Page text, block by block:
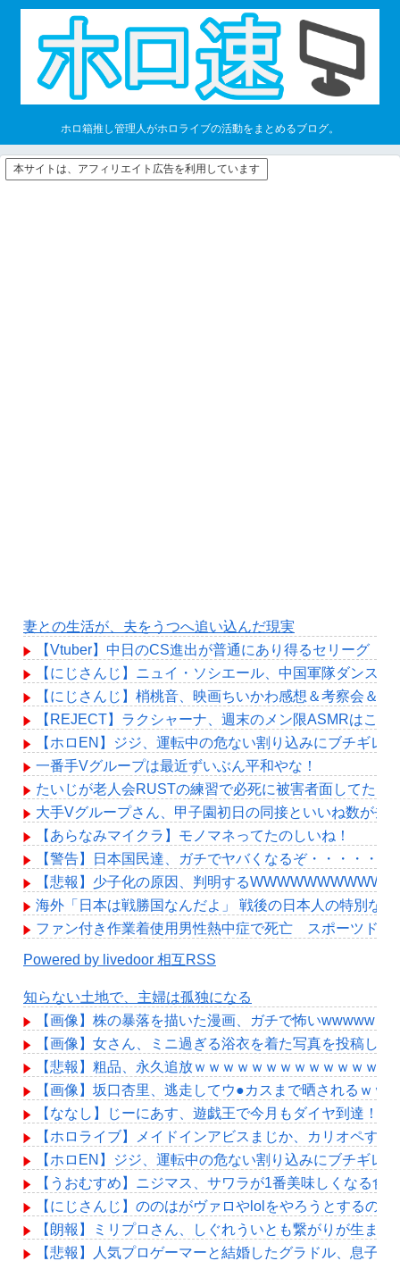
ホロ箱推し管理人がホロライブの活動をまとめるブログ。
本サイトは、アフィリエイト広告を利用しています
妻との生活が、夫をうつへ追い込んだ現実
【Vtuber】中日のCS進出が普通にあり得るセリーグ
【にじさんじ】ニュイ・ソシエール、中国軍隊ダンス
【にじさんじ】梢桃音、映画ちいかわ感想＆考察会＆
【REJECT】ラクシャーナ、週末のメン限ASMRはこれ
【ホロEN】ジジ、運転中の危ない割り込みにブチギレ
一番手Vグループは最近ずいぶん平和やな！
たいじが老人会RUSTの練習で必死に被害者面してたけ
大手Vグループさん、甲子園初日の同接といいね数が
【あらなみマイクラ】モノマネってたのしいね！
【警告】日本国民達、ガチでヤバくなるぞ・・・・・・
【悲報】少子化の原因、判明する
海外「日本は戦勝国なんだよ」 戦後の日本人の特別な
ファン付き作業着使用男性熱中症で死亡 スポーツドリ
Powered by livedoor 相互RSS
知らない土地で、主婦は孤独になる
【画像】株の暴落を描いた漫画、ガチで怖いwwwww
【画像】女さん、ミニ過ぎる浴衣を着た写真を投稿して
【悲報】粗品、永久追放ｗｗｗｗｗｗｗｗｗｗｗｗｗｗ
【画像】坂口杏里、逃走してウ●カスまで晒されるｗｗ
【ななし】じーにあす、遊戯王で今月もダイヤ到達！
【ホロライブ】メイドインアビスまじか、カリオペすげ
【ホロEN】ジジ、運転中の危ない割り込みにブチギレ
【うおむすめ】ニジマス、サワラが1番美味しくなる
【にじさんじ】ののはがヴァロやlolをやろうとするのを
【朗報】ミリプロさん、しぐれういとも繋がりが生まれ
【悲報】人気プロゲーマーと結婚したグラドル、息子